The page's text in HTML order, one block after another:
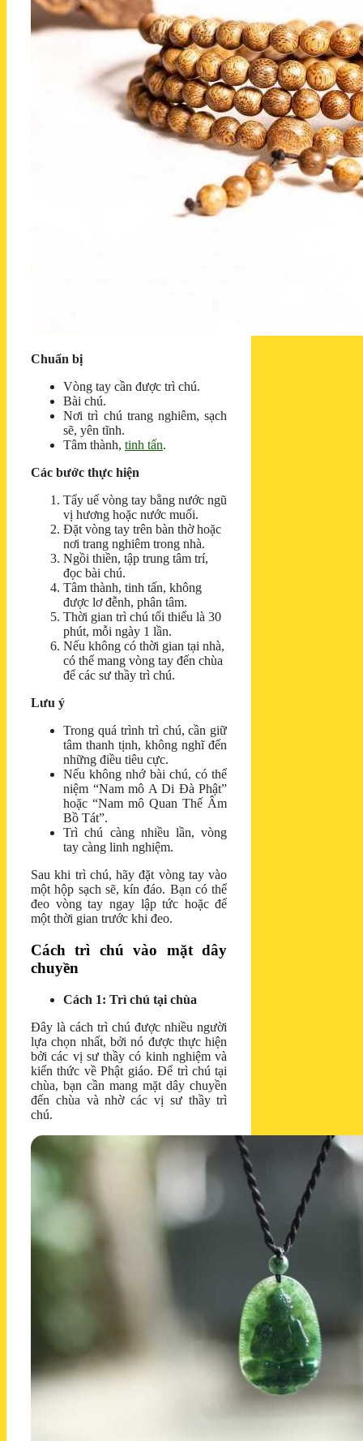
Chuẩn bị
Vòng tay cần được trì chú.
Bài chú.
Nơi trì chú trang nghiêm, sạch
sẽ, yên tĩnh.
Tâm thành, tinh tấn.
Các bước thực hiện
Tẩy uế vòng tay bằng nước ngũ
vị hương hoặc nước muối.
Đặt vòng tay trên bàn thờ hoặc
nơi trang nghiêm trong nhà.
Ngồi thiền, tập trung tâm trí,
đọc bài chú.
Tâm thành, tinh tấn, không
được lơ đễnh, phân tâm.
Thời gian trì chú tối thiểu là 30
phút, mỗi ngày 1 lần.
Nếu không có thời gian tại nhà,
có thể mang vòng tay đến chùa
để các sư thầy trì chú.
Lưu ý
Trong quá trình trì chú, cần giữ
tâm thanh tịnh, không nghĩ đến
những điều tiêu cực.
Nếu không nhớ bài chú, có thể
niệm “Nam mô A Di Đà Phật”
hoặc “Nam mô Quan Thế Âm
Bồ Tát”.
Trì chú càng nhiều lần, vòng
tay càng linh nghiệm.
Sau khi trì chú, hãy đặt vòng tay vào
một hộp sạch sẽ, kín đáo. Bạn có thể
đeo vòng tay ngay lập tức hoặc để
một thời gian trước khi đeo.
Cách trì chú vào mặt dây
chuyền
Cách 1: Trì chú tại chùa
Đây là cách trì chú được nhiều người
lựa chọn nhất, bởi nó được thực hiện
bởi các vị sư thầy có kinh nghiệm và
kiến thức về Phật giáo. Để trì chú tại
chùa, bạn cần mang mặt dây chuyền
đến chùa và nhờ các vị sư thầy trì
chú.